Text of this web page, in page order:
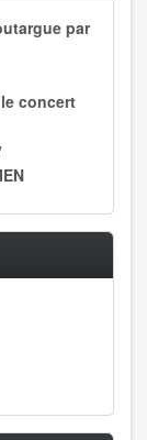
par
concert